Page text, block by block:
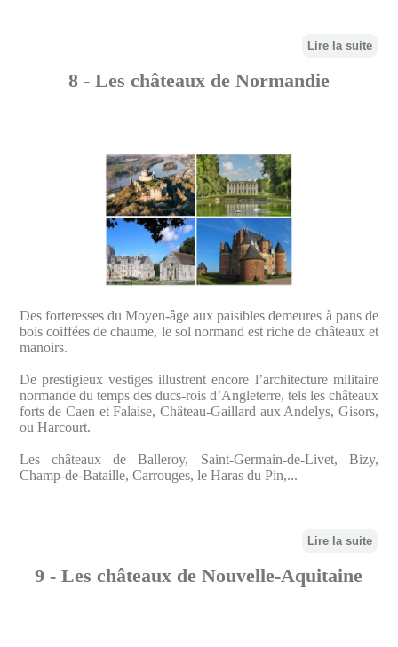
Lire la suite
8 - Les châteaux de Normandie
Des forteresses du Moyen-âge aux paisibles demeures à pans de
bois coiffées de chaume, le sol normand est riche de châteaux et
manoirs.
De prestigieux vestiges illustrent encore l’architecture militaire
normande du temps des ducs-rois d’Angleterre, tels les châteaux
forts de Caen et Falaise, Château-Gaillard aux Andelys, Gisors,
ou Harcourt.
Les châteaux de Balleroy, Saint-Germain-de-Livet, Bizy,
Champ-de-Bataille, Carrouges, le Haras du Pin,...
Lire la suite
9 - Les châteaux de Nouvelle-Aquitaine